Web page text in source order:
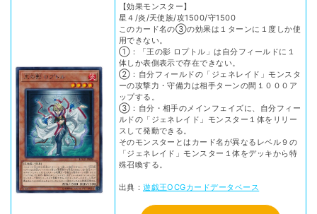
【効果モンスター】
星４/炎/天使族/攻1500/守1500
このカード名の③の効果は１ターンに１度しか使
用できない。
①：「王の影 ロプトル」は自分フィールドに１
体しか表側表示で存在できない。
②：自分フィールドの「ジェネレイド」モンスタ
ーの攻撃力・守備力は相手ターンの間１０００ア
ップする。
③：自分・相手のメインフェイズに、自分フィー
ルドの「ジェネレイド」モンスター１体をリリー
スして発動できる。
そのモンスターとはカード名が異なるレベル９の
「ジェネレイド」モンスター１体をデッキから特
殊召喚する。
出典：遊戯王OCGカードデータベース